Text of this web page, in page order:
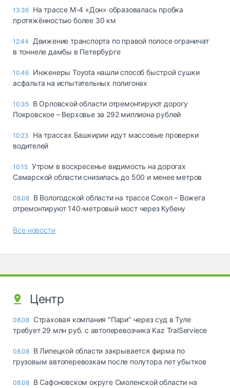
13:36 На трассе М-4 «Дон» образовалась пробка
протяжённостью более 30 км
12:44
Движение транспорта по правой полосе ограничат
в тоннеле дамбы в Петербурге
10:46 Инженеры Toyota нашли способ быстрой сушки
асфальта на испытательных полигонах
10:35 В Орловской области отремонтируют дорогу
Покровское – Верховье за 292 миллиона рублей
10:23
На трассах Башкирии идут массовые проверки
водителей
10:15 Утром в воскресенье видимость на дорогах
Самарской области снизилась до 500 и менее метров
08.08 В Вологодской области на трассе Сокол – Вожега
отремонтируют 140-метровый мост через Кубену
Все новости
Центр
08.08 Страховая компания "Пари" через суд в Туле
требует 29 млн руб. с автоперевозчика Kaz TralServiece
08.08 В Липецкой области закрывается фирма по
грузовым автоперевозкам после полутора лет убытков
08.08 В Сафоновском округе Смоленской области на